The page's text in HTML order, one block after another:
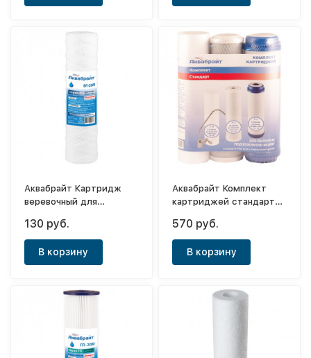
Аквабрайт Картридж
веревочный для
ВП-20М
130 руб.
В корзину
Аквабрайт Комплект
картриджей стандарт
570 руб.
В корзину